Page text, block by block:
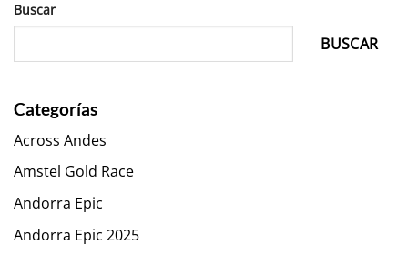
Buscar
BUSCAR
Categorías
Across Andes
Amstel Gold Race
Andorra Epic
Andorra Epic 2025